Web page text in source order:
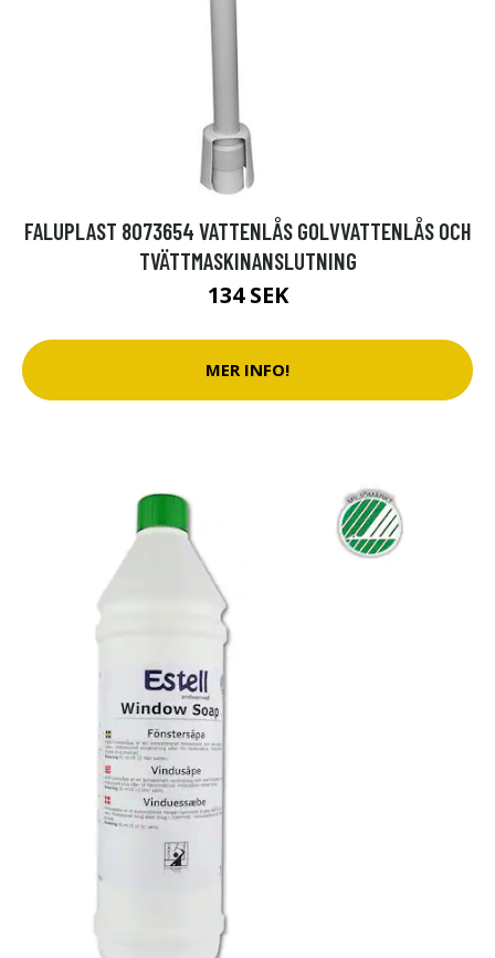
FALUPLAST 8073654 VATTENLÅS GOLVVATTENLÅS OCH
TVÄTTMASKINANSLUTNING
134 SEK
MER INFO!